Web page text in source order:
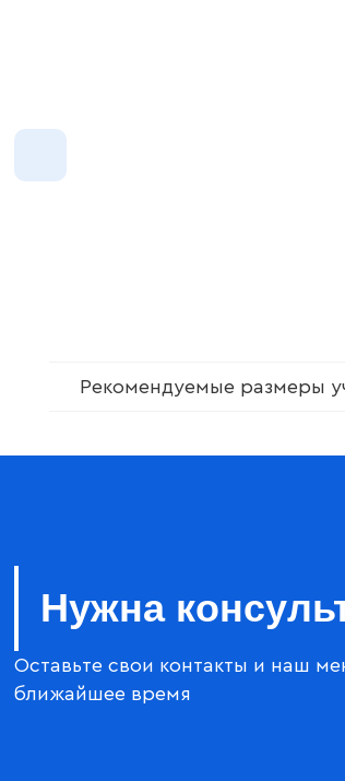
Рекомендуемые размеры
Нужна
Оставьте свои контакты и наш
ближайшее время